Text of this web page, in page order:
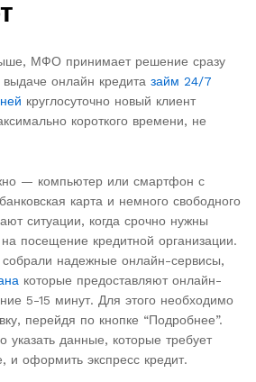
МФО принимает решение сразу
онлайн кредита займ 24/7
круглосуточно новый клиент
короткого времени, не
— компьютер или смартфон с
карта и немного свободного
ситуации, когда срочно нужны
посещение кредитной организации.
надежные онлайн-сервисы,
которые предоставляют онлайн-
5-15 минут. Для этого необходимо
перейдя по кнопке “Подробнее”.
данные, которые требует
и оформить экспресс кредит.